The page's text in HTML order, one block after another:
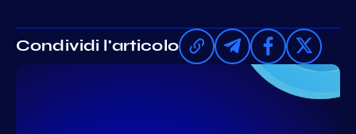
Condividi l'articolo